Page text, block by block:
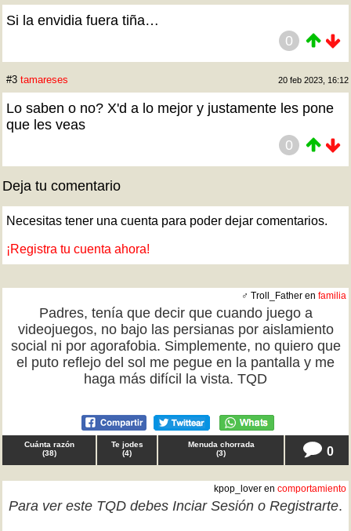
Si la envidia fuera tiña…
0
#3 tamareses 20 feb 2023, 16:12
Lo saben o no? X'd a lo mejor y justamente les pone
que les veas
0
Deja tu comentario
Necesitas tener una cuenta para poder dejar comentarios.
¡Registra tu cuenta ahora!
♂ Troll_Father en familia
Padres, tenía que decir que cuando juego a
videojuegos, no bajo las persianas por aislamiento
social ni por agorafobia. Simplemente, no quiero que
el puto reflejo del sol me pegue en la pantalla y me
haga más difícil la vista. TQD
Cuánta razón
(38)
Te jodes
(4)
Menuda chorrada
(3) 0
kpop_lover en comportamiento
Para ver este TQD debes Inciar Sesión o Registrarte.